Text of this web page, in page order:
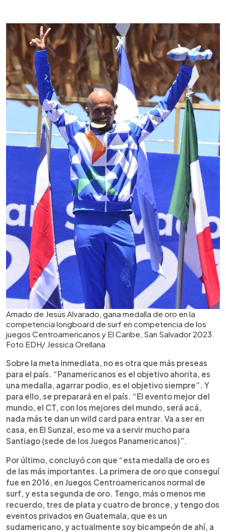
Amado de Jesús Alvarado, gana medalla de oro en la
competencia longboard de surf en competencia de los
juegos Centroamericanos y El Caribe, San Salvador 2023.
Foto EDH/ Jessica Orellana
Sobre la meta inmediata, no es otra que más preseas
para el país. “Panamericanos es el objetivo ahorita, es
una medalla, agarrar podio, es el objetivo siempre”. Y
para ello, se preparará en el país. “El evento mejor del
mundo, el CT, con los mejores del mundo, será acá,
nada más te dan un wild card para entrar. Va a ser en
casa, en El Sunzal, eso me va a servir mucho para
Santiago (sede de los Juegos Panamericanos)”.
Por último, concluyó con que “esta medalla de oro es
de las más importantes. La primera de oro que conseguí
fue en 2016, en Juegos Centroamericanos normal de
surf, y esta segunda de oro. Tengo, más o menos me
recuerdo, tres de plata y cuatro de bronce, y tengo dos
eventos privados en Guatemala, que es un
sudamericano, y actualmente soy bicampeón de ahí, a